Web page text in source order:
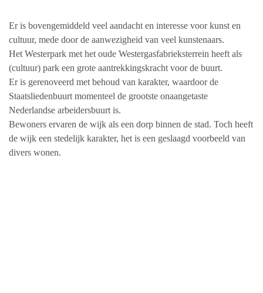
Er is bovengemiddeld veel aandacht en interesse voor kunst en
cultuur, mede door de aanwezigheid van veel kunstenaars.
Het Westerpark met het oude Westergasfabrieksterrein heeft als
(cultuur) park een grote aantrekkingskracht voor de buurt.
Er is gerenoveerd met behoud van karakter, waardoor de
Staatsliedenbuurt momenteel de grootste onaangetaste
Nederlandse arbeidersbuurt is.
Bewoners ervaren de wijk als een dorp binnen de stad. Toch heeft
de wijk een stedelijk karakter, het is een geslaagd voorbeeld van
divers wonen.